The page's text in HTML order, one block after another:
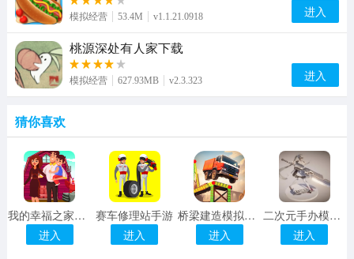
模拟经营 53.4M v1.1.21.0918 进入
桃源深处有人家下载
模拟经营 627.93MB v2.3.323 进入
猜你喜欢
我的幸福之家游戏
进入
赛车修理站手游
进入
桥梁建造模拟器下载安装手机版
进入
二次元手办模拟器手游
进入